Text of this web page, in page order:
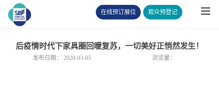
观众预登记
在线预订展位
后疫情时代下家具圈回暖复苏，一切美好正悄然发生！
发布日期： 2020-03-05 浏览量：